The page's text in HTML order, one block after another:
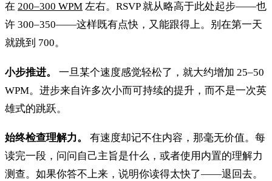
在 200–300 WPM 左右。RSVP 就从略高于此处起步——也
许 300–350——这样既有点快，又能跟得上。别在第一天
就跳到 700。
小步推进。
一旦某个速度感觉轻松了，就大约增加 25–50
WPM。进步来自许多次小而可持续的提升，而不是一次英
雄式的跳跃。
始终检查理解力。
有速度却记不住内容，那毫无价值。每
读完一段，问问自己主旨是什么，或者使用内置的理解力
测查。如果你答不上来，说明你读得太快了——退回去。